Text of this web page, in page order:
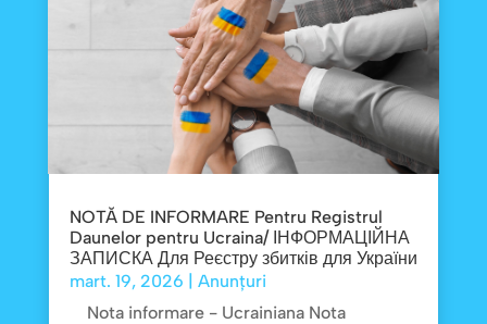
NOTĂ DE INFORMARE Pentru Registrul
Daunelor pentru Ucraina/ ІНФОРМАЦІЙНА
ЗАПИСКА Для Реєстру збитків для України
mart. 19, 2026 | Anunțuri
Nota informare - Ucrainiana Nota